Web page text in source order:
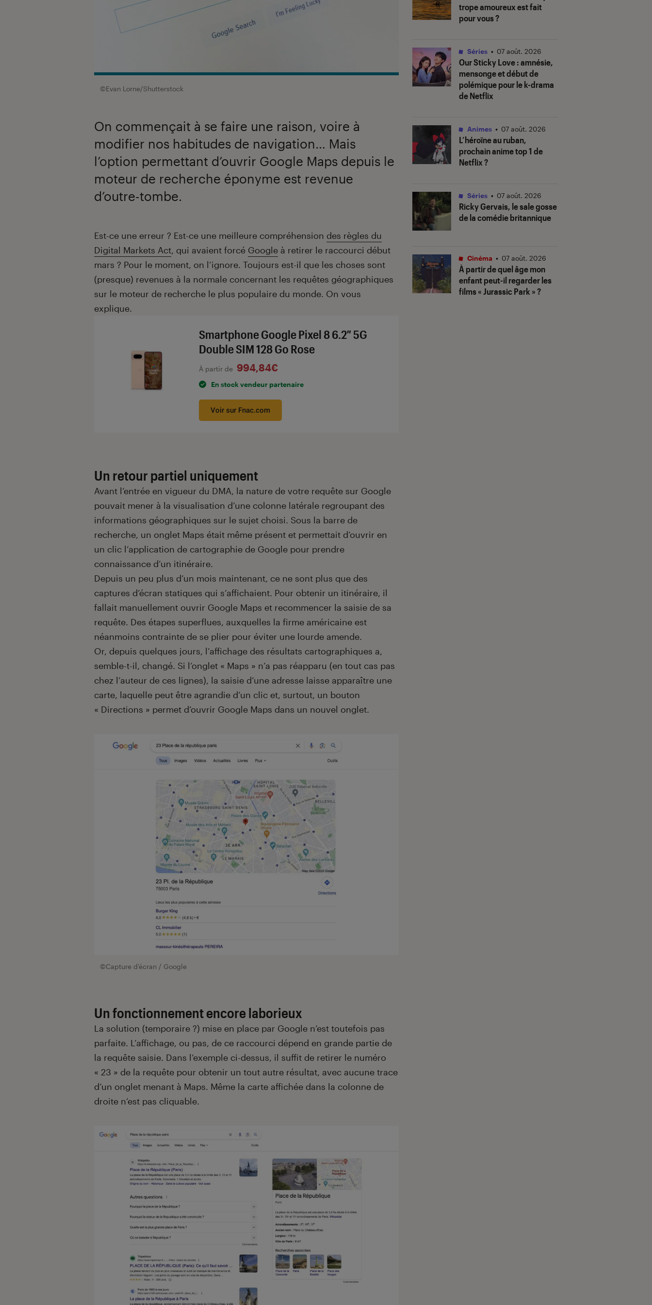
©Evan Lorne/Shutterstock
On commençait à se faire une raison, voire à
modifier nos habitudes de navigation… Mais
l’option permettant d’ouvrir Google Maps depuis le
moteur de recherche éponyme est revenue
d’outre-tombe.
Introduction
Est-ce une erreur ? Est-ce une meilleure compréhension des règles du
Digital Markets Act, qui avaient forcé Google à retirer le raccourci début
mars ? Pour le moment, on l’ignore. Toujours est-il que les choses sont
(presque) revenues à la normale concernant les requêtes géographiques
sur le moteur de recherche le plus populaire du monde. On vous
explique.
Smartphone Google Pixel 8 6.2″ 5G
Double SIM 128 Go Rose
À partir de 994,84€
En stock vendeur partenaire
Voir sur Fnac.com
Un retour partiel uniquement
Avant l’entrée en vigueur du DMA, la nature de votre requête sur Google
pouvait mener à la visualisation d’une colonne latérale regroupant des
informations géographiques sur le sujet choisi. Sous la barre de
recherche, un onglet Maps était même présent et permettait d’ouvrir en
un clic l’application de cartographie de Google pour prendre
connaissance d’un itinéraire.
Depuis un peu plus d’un mois maintenant, ce ne sont plus que des
captures d’écran statiques qui s’affichaient. Pour obtenir un itinéraire, il
fallait manuellement ouvrir Google Maps et recommencer la saisie de sa
requête. Des étapes superflues, auxquelles la firme américaine est
néanmoins contrainte de se plier pour éviter une lourde amende.
Or, depuis quelques jours, l’affichage des résultats cartographiques a,
semble-t-il, changé. Si l’onglet « Maps » n’a pas réapparu (en tout cas pas
chez l’auteur de ces lignes), la saisie d’une adresse laisse apparaître une
carte, laquelle peut être agrandie d’un clic et, surtout, un bouton
« Directions » permet d’ouvrir Google Maps dans un nouvel onglet.
©Capture d'écran / Google
Un fonctionnement encore laborieux
La solution (temporaire ?) mise en place par Google n’est toutefois pas
parfaite. L’affichage, ou pas, de ce raccourci dépend en grande partie de
la requête saisie. Dans l’exemple ci-dessus, il suffit de retirer le numéro
« 23 » de la requête pour obtenir un tout autre résultat, avec aucune trace
d’un onglet menant à Maps. Même la carte affichée dans la colonne de
droite n’est pas cliquable.
trope amoureux est fait
pour vous ?
Our Sticky Love: amnésie,
mensonge et début de
polémique pour le k-drama
de Netflix
Séries • 07 août. 2026
L’héroïne au ruban,
prochain anime top 1 de
Netflix ?
Animes • 07 août. 2026
Ricky Gervais, le sale gosse
de la comédie britannique
Séries • 07 août. 2026
À partir de quel âge mon
enfant peut-il regarder les
films « Jurassic Park » ?
Cinéma • 07 août. 2026